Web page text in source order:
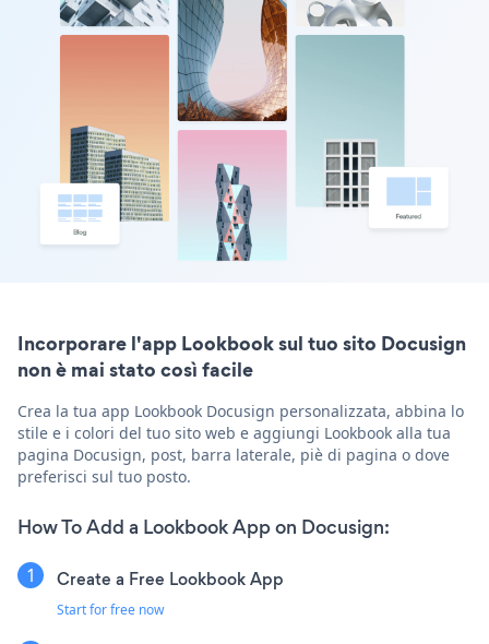
Incorporare l'app Lookbook sul tuo sito Docusign
non è mai stato così facile
Crea la tua app Lookbook Docusign personalizzata, abbina lo
stile e i colori del tuo sito web e aggiungi Lookbook alla tua
pagina Docusign, post, barra laterale, piè di pagina o dove
preferisci sul tuo posto.
How To Add a Lookbook App on Docusign:
Create a Free Lookbook App
Start for free now